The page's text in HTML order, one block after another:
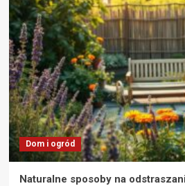
Dom i ogród
Naturalne sposoby na